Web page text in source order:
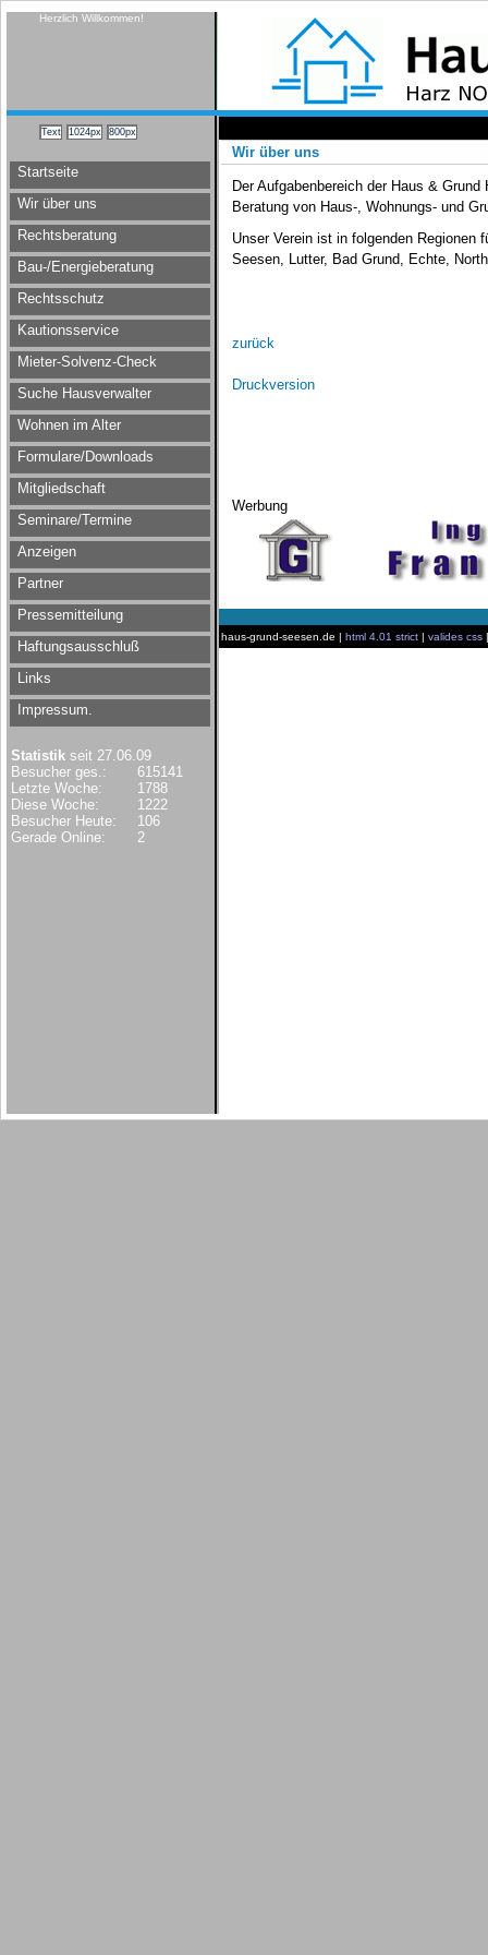
Herzlich Willkommen!
Startseite
Wir über uns
Rechtsberatung
Bau-/Energieberatung
Rechtsschutz
Kautionsservice
Mieter-Solvenz-Check
Suche Hausverwalter
Wohnen im Alter
Formulare/Downloads
Mitgliedschaft
Seminare/Termine
Anzeigen
Partner
Pressemitteilung
Haftungsausschluß
Links
Impressum.
Statistik seit 27.06.09
Besucher ges.:
615141
Letzte Woche:
1788
Diese Woche:
1222
Besucher Heute:
106
Gerade Online:
2
Wir über uns
Der Aufgabenbereich der Haus &
Beratung von Haus-, Wohnungs- und
Unser Verein ist in folgenden Regionen
Seesen, Lutter, Bad Grund, Echte,
zurück
Druckversion
Werbung
haus-grund-seesen.de | html 4.01 strict | valides css